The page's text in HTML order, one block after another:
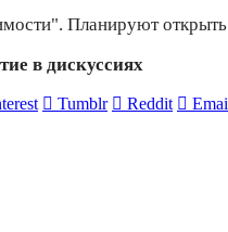
в дискуссиях
Tumblr Reddit